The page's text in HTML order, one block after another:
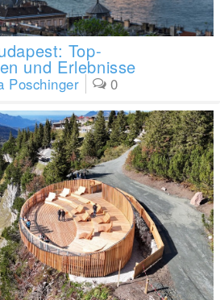
Poschinger 0
Top-
und Erlebnisse